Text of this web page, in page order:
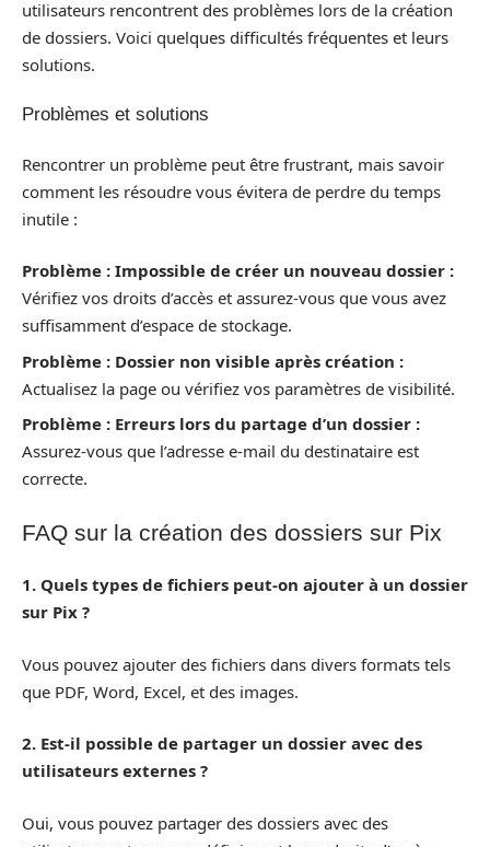
utilisateurs rencontrent des problèmes lors de la création
de dossiers. Voici quelques difficultés fréquentes et leurs
solutions.
Problèmes et solutions
Rencontrer un problème peut être frustrant, mais savoir
comment les résoudre vous évitera de perdre du temps
inutile :
Problème : Impossible de créer un nouveau dossier :
Vérifiez vos droits d’accès et assurez-vous que vous avez
suffisamment d’espace de stockage.
Problème : Dossier non visible après création :
Actualisez la page ou vérifiez vos paramètres de visibilité.
Problème : Erreurs lors du partage d’un dossier :
Assurez-vous que l’adresse e-mail du destinataire est
correcte.
FAQ sur la création des dossiers sur Pix
1. Quels types de fichiers peut-on ajouter à un dossier
sur Pix ?
Vous pouvez ajouter des fichiers dans divers formats tels
que PDF, Word, Excel, et des images.
2. Est-il possible de partager un dossier avec des
utilisateurs externes ?
Oui, vous pouvez partager des dossiers avec des